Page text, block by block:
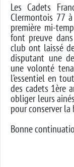
Les Cadets
Clermontois 77
première mi-
font preuve
club ont laissé
disputant une
une volonté
l’essentiel en
des cadets 1ère
obliger leurs
pour conserver
Bonne